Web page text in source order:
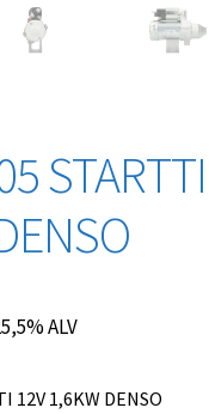
ALV
12V 1,6KW DENSO